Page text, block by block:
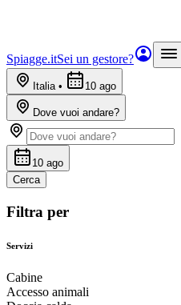
Spiagge.itSei un gestore?
Italia• 10 ago
Dove vuoi andare?
10 ago
Cerca
Filtra per
Servizi
Cabine
Accesso animali